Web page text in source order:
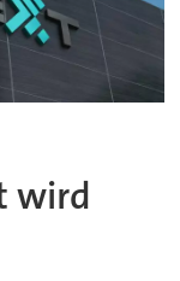
wird